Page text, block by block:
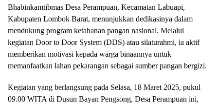
Bhabinkamtibmas Desa Perampuan, Kecamatan Labuapi,
Kabupaten Lombok Barat, menunjukkan dedikasinya dalam
mendukung program ketahanan pangan nasional. Melalui
kegiatan Door to Door System (DDS) atau silaturahmi, ia aktif
memberikan motivasi kepada warga binaannya untuk
memanfaatkan lahan pekarangan sebagai sumber pangan bergizi.
Kegiatan yang berlangsung pada Selasa, 18 Maret 2025, pukul
09.00 WITA di Dusun Bayan Pengsong, Desa Perampuan ini,